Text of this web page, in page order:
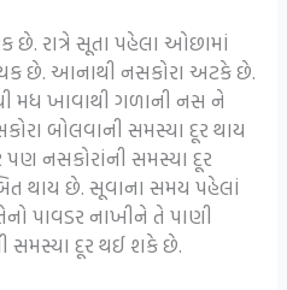
છે. રાત્રે સૂતા પહેલા ઓછામાં
છે. આનાથી નસકોરા અટકે છે.
મધ ખાવાથી ગળાની નસ ને
બોલવાની સમસ્યા દૂર થાય
નસકોરાંની સમસ્યા દૂર
થાય છે. સૂવાના સમય પહેલાં
પાવડર નાખીને તે પાણી
સમસ્યા દૂર થઈ શકે છે.